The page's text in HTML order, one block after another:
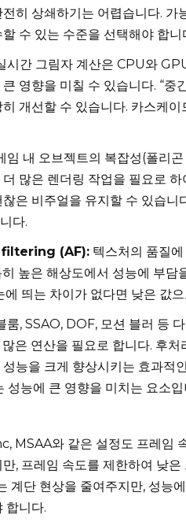
히 상쇄하기는 어렵습니다.
수 있는 수준을 선택해야 합니
시간 그림자 계산은 CPU와
영향을 미칠 수 있습니다. “중
개선할 수 있습니다. 카스케
임 내 오브젝트의 복잡성(폴리
많은 렌더링 작업을 필요로
은 비주얼을 유지할 수 있습
다.
(AF): 텍스처의 품질
높은 해상도에서 성능에 부
에 띄는 차이가 없다면 낮은 값
룸, SSAO, DOF, 모션 블러 등
은 연산을 필요로 합니다. 후
능을 크게 향상시키는 효과적
성능에 큰 영향을 미치는 요소입
MSAA와 같은 설정도 프레임
, 프레임 속도를 제한하여 낮
계단 현상을 줄여주지만, 성능
합니다.